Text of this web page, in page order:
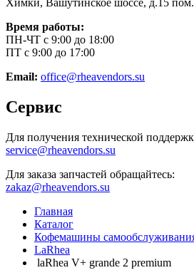
Химки, Вашутинское шоссе, д.15
Время работы:
ПН-ЧТ с 9:00 до 18:00
ПТ с 9:00 до 17:00
Email: office@rheavendors.su
Сервис
Для получения технической
service@rheavendors.su
Для заказа запчастей обращайтесь:
zakaz@rheavendors.su
Главная
Каталог
Кофемашины
LaRhea
laRhea V+ grande 2 premium